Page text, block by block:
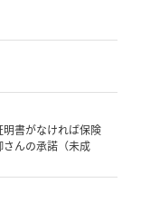
書がなければ保険
んの承諾（未成